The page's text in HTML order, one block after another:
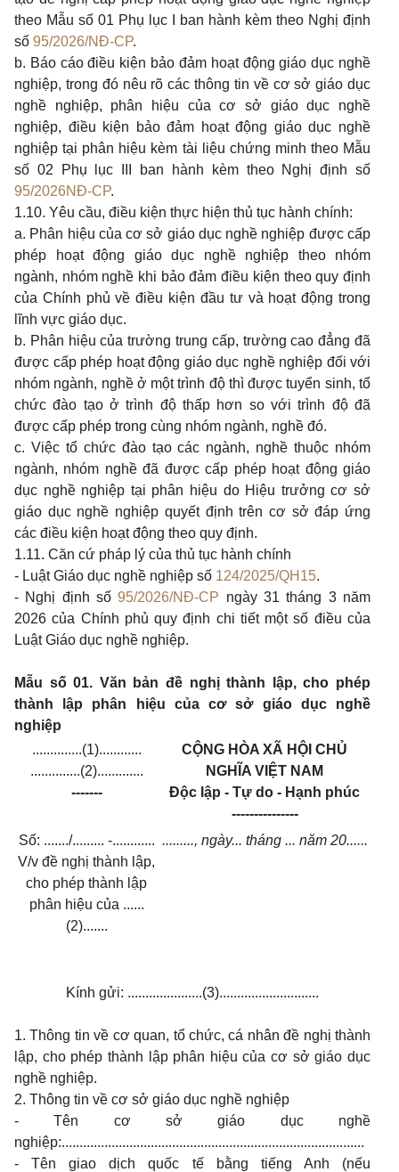
theo Mẫu số 01 Phụ lục I ban hành kèm theo Nghị định
số 95/2026/NĐ-CP.
b. Báo cáo điều kiện bảo đảm hoạt động giáo dục nghề
nghiệp, trong đó nêu rõ các thông tin về cơ sở giáo dục
nghề nghiệp, phân hiệu của cơ sở giáo dục nghề
nghiệp, điều kiện bảo đảm hoạt động giáo dục nghề
nghiệp tại phân hiệu kèm tài liệu chứng minh theo Mẫu
số 02 Phụ lục III ban hành kèm theo Nghị định số
95/2026NĐ-CP.
1.10. Yêu cầu, điều kiện thực hiện thủ tục hành chính:
a. Phân hiệu của cơ sở giáo dục nghề nghiệp được cấp
phép hoạt động giáo dục nghề nghiệp theo nhóm
ngành, nhóm nghề khi bảo đảm điều kiện theo quy định
của Chính phủ về điều kiện đầu tư và hoạt động trong
lĩnh vực giáo dục.
b. Phân hiệu của trường trung cấp, trường cao đẳng đã
được cấp phép hoạt động giáo dục nghề nghiệp đối với
nhóm ngành, nghề ở một trình độ thì được tuyển sinh, tổ
chức đào tạo ở trình độ thấp hơn so với trình độ đã
được cấp phép trong cùng nhóm ngành, nghề đó.
c. Việc tổ chức đào tạo các ngành, nghề thuộc nhóm
ngành, nhóm nghề đã được cấp phép hoạt động giáo
dục nghề nghiệp tại phân hiệu do Hiệu trưởng cơ sở
giáo dục nghề nghiệp quyết định trên cơ sở đáp ứng
các điều kiện hoạt động theo quy định.
1.11. Căn cứ pháp lý của thủ tục hành chính
- Luật Giáo dục nghề nghiệp số 124/2025/QH15.
- Nghị định số95/2026/NĐ-CP ngày 31 tháng 3 năm
2026 của Chính phủ quy định chi tiết một số điều của
Luật Giáo dục nghề nghiệp.
Mẫu số 01. Văn bản đề nghị thành lập, cho phép
thành lập phân hiệu của cơ sở giáo dục nghề
nghiệp
..............(1)............
..............(2).............
-------
CỘNG HÒA XÃ HỘI CHỦ
NGHĨA VIỆT NAM
Độc lập - Tự do - Hạnh phúc
---------------
Số: ......./......... -............
V/v đề nghị thành lập,
cho phép thành lập
phân hiệu của ......
(2).......
........., ngày... tháng ... năm 20......
Kính gửi: .....................(3)............................
1. Thông tin về cơ quan, tổ chức, cá nhân đề nghị thành
lập, cho phép thành lập phân hiệu của cơ sở giáo dục
nghề nghiệp.
2. Thông tin về cơ sở giáo dục nghề nghiệp
- Tên cơ sở giáo dục nghề
nghiệp:.....................................................................................
- Tên giao dịch quốc tế bằng tiếng Anh (nếu